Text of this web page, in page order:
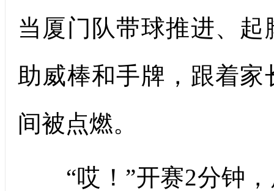
当厦门队带球推进、
助威棒和手牌，跟着
间被点燃。
“哎！”开赛2分钟，